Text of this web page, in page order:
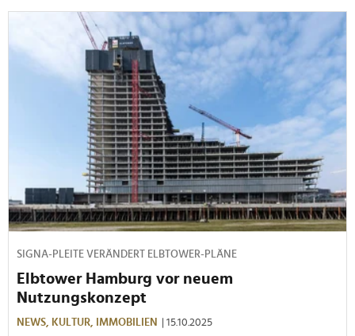
SIGNA-PLEITE VERÄNDERT ELBTOWER-PLÄNE
Elbtower Hamburg vor neuem
Nutzungskonzept
NEWS, KULTUR, IMMOBILIEN | 15.10.2025